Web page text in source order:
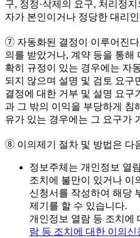
구, 정정·삭제의 요구, 처리정
자가 본인이거나 정당한 대리
➆ 자동화된 결정이 이루어진
의를 받았거나, 계약 등을 통해
확히 규정이 있는 경우에는 자
되지 않으며 설명 및 검토 요구
결정에 대한 거부 및 설명 요구
과 그 밖의 이익을 부당하게 침
유가 있는 경우에는 그 요구가
➇ 이의제기 절차 및 방법은 다
정보주체는 개인정보 열
조치에 불만이 있거나 이
신청서를 작성하여 해당
제기를 할 수 있습니다.
개인정보 열람 등 조치에
람 등 조치에 대한 이의신